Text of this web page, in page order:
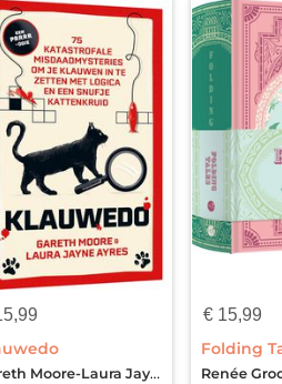
Gareth Moore-Laura Jayne Ayres
€15,99
Folding
Renée